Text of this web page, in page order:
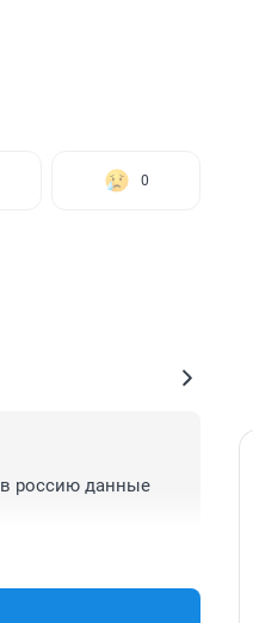
0
в россию данные